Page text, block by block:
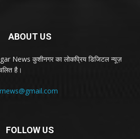
ABOUT US
News कुशीनगर का लोकप्रिय डिजिटल न्यूज़
है।
FOLLOW US